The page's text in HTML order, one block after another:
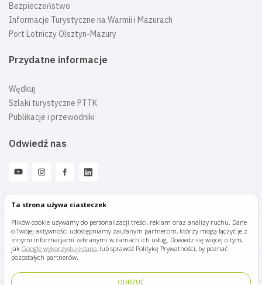
Ta strona używa ciasteczek
Plików cookie używamy do personalizacji treści, reklam oraz analizy ruchu. Dane
o Twojej aktywności udostępniamy zaufanym partnerom, którzy mogą łączyć je z
innymi informacjami zebranymi w ramach ich usług. Dowiedz się więcej o tym,
jak Google wykorzystuje dane, lub sprawdź Politykę Prywatności, by poznać
pozostałych partnerów.
ODRZUĆ
Bezpieczeństwo
Informacje Turystyczne na Warmii i Mazurach
Port Lotniczy Olsztyn-Mazury
Przydatne informacje
Wędkuj
Szlaki turystyczne PTTK
Publikacje i przewodniki
Odwiedź nas
Mazury Travel © 2026
Polityka prywatności